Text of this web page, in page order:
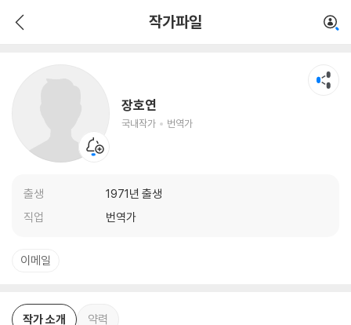
작가파일
장호연
국내작가 번역가
출생
1971년 출생
직업
번역가
이메일
작가 소개 약력